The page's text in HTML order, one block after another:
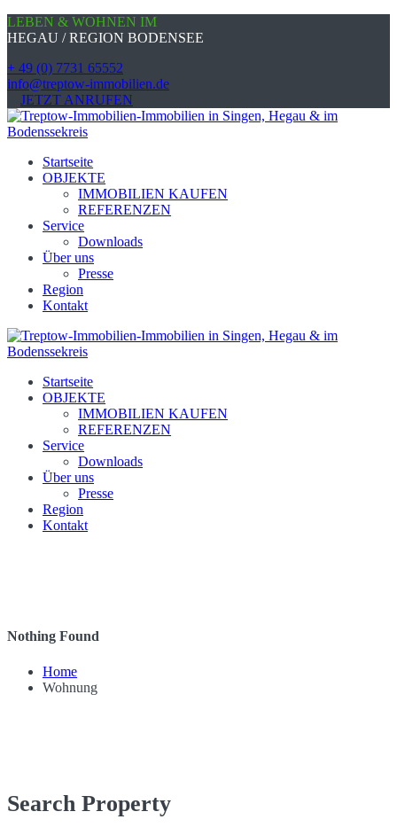
LEBEN & WOHNEN IM
HEGAU / REGION BODENSEE
+ 49 (0) 7731 65552
info@treptow-immobilien.de
JETZT ANRUFEN
Startseite
OBJEKTE
IMMOBILIEN KAUFEN
REFERENZEN
Service
Downloads
Über uns
Presse
Region
Kontakt
Startseite
OBJEKTE
IMMOBILIEN KAUFEN
REFERENZEN
Service
Downloads
Über uns
Presse
Region
Kontakt
Nothing Found
Home
Wohnung
Search Property